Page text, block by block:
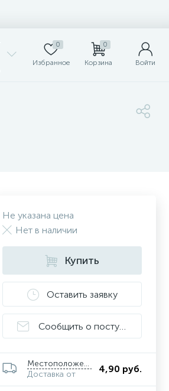
0
Избранное
0
Корзина Войти
Не указана цена
Нет в наличии
Купить
Оставить заявку
Сообщить о поступлении
Местоположение
Доставка от
4,90 руб.